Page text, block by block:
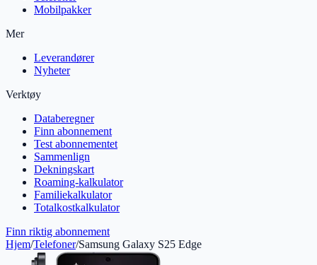
Mobilpakker
Mer
Leverandører
Nyheter
Verktøy
Databeregner
Finn abonnement
Test abonnementet
Sammenlign
Dekningskart
Roaming-kalkulator
Familiekalkulator
Totalkostkalkulator
Finn riktig abonnement
Hjem/Telefoner/Samsung Galaxy S25 Edge